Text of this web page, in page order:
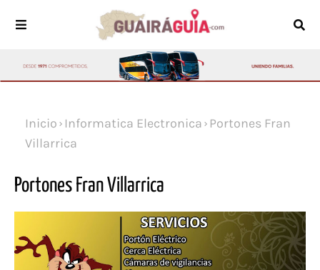
Inicio Informatica Electronica Portones Fran
Villarrica
Portones Fran Villarrica